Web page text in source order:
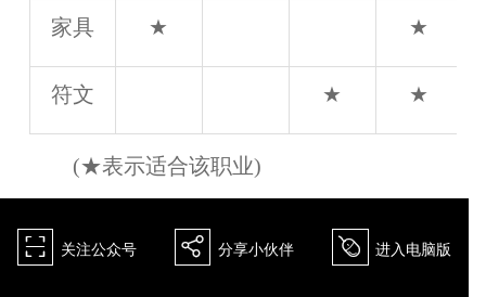
家具 ★ ★
符文 ★ ★
(★表示适合该职业)
򰀁 关注公众号 򰀂 分享小伙伴 򰀄 进入电脑版